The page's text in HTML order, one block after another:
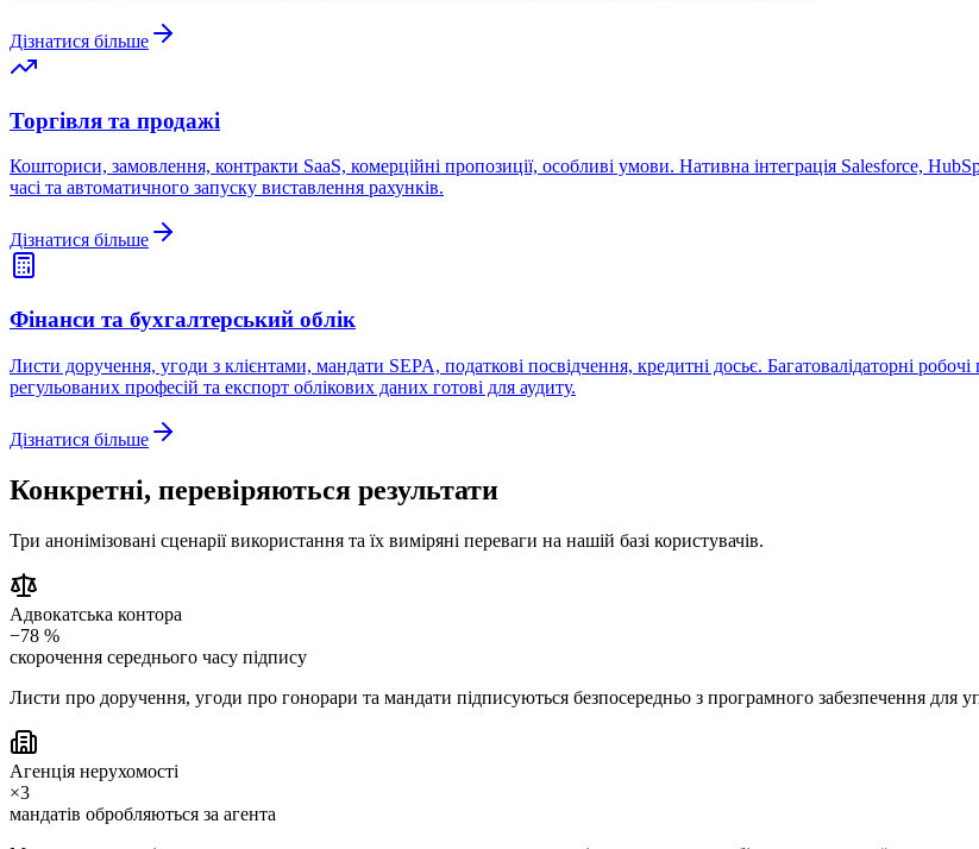
Дізнатися більше
Торгівля та продажі
Кошториси, замовлення, контракти SaaS, комерційні пропозиції, особливі умови. Нативна інтеграція Salesforce,
часі та автоматичного запуску виставлення рахунків.
Дізнатися більше
Фінанси та бухгалтерський облік
Листи доручення, угоди з клієнтами, мандати SEPA, податкові посвідчення, кредитні досьє. Багатовалідаторні
регульованих професій та експорт облікових даних готові для аудиту.
Дізнатися більше
Конкретні, перевіряються результати
Три анонімізовані сценарії використання та їх виміряні переваги на нашій базі користувачів.
Адвокатська контора
−78 %
скорочення середнього часу підпису
Листи про доручення, угоди про гонорари та мандати підписуються безпосередньо з програмного забезпечення для
Агенція нерухомості
×3
мандатів обробляються за агента